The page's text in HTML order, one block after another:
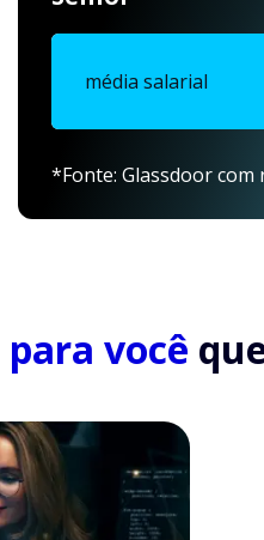
média salarial
*Fonte: Glassdoor com
para você